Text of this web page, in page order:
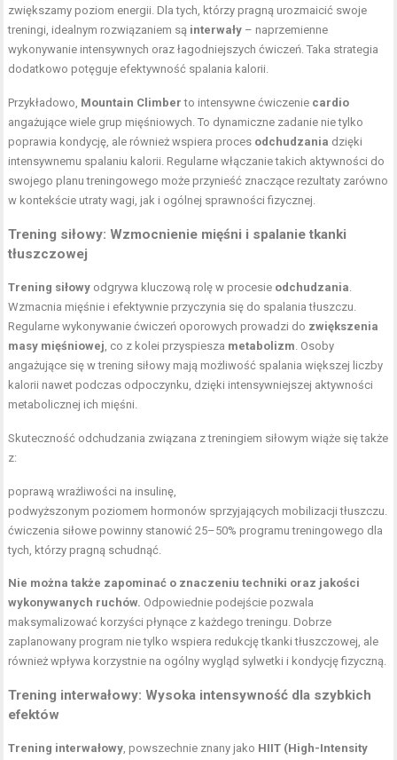
zwiększamy poziom energii. Dla tych, którzy pragną urozmaicić swoje
treningi, idealnym rozwiązaniem są interwały – naprzemienne
wykonywanie intensywnych oraz łagodniejszych ćwiczeń. Taka strategia
dodatkowo potęguje efektywność spalania kalorii.
Przykładowo, Mountain Climber to intensywne ćwiczenie cardio
angażujące wiele grup mięśniowych. To dynamiczne zadanie nie tylko
poprawia kondycję, ale również wspiera proces odchudzania dzięki
intensywnemu spalaniu kalorii. Regularne włączanie takich aktywności do
swojego planu treningowego może przynieść znaczące rezultaty zarówno
w kontekście utraty wagi, jak i ogólnej sprawności fizycznej.
Trening siłowy: Wzmocnienie mięśni i spalanie tkanki
tłuszczowej
Trening siłowy odgrywa kluczową rolę w procesie odchudzania.
Wzmacnia mięśnie i efektywnie przyczynia się do spalania tłuszczu.
Regularne wykonywanie ćwiczeń oporowych prowadzi do zwiększenia
masy mięśniowej, co z kolei przyspiesza metabolizm. Osoby
angażujące się w trening siłowy mają możliwość spalania większej liczby
kalorii nawet podczas odpoczynku, dzięki intensywniejszej aktywności
metabolicznej ich mięśni.
Skuteczność odchudzania związana z treningiem siłowym wiąże się także
z:
poprawą wrażliwości na insulinę,
podwyższonym poziomem hormonów sprzyjających mobilizacji tłuszczu.
ćwiczenia siłowe powinny stanowić 25–50% programu treningowego dla
tych, którzy pragną schudnąć.
Nie można także zapominać o znaczeniu techniki oraz jakości
wykonywanych ruchów. Odpowiednie podejście pozwala
maksymalizować korzyści płynące z każdego treningu. Dobrze
zaplanowany program nie tylko wspiera redukcję tkanki tłuszczowej, ale
również wpływa korzystnie na ogólny wygląd sylwetki i kondycję fizyczną.
Trening interwałowy: Wysoka intensywność dla szybkich
efektów
Trening interwałowy, powszechnie znany jako HIIT (High-Intensity